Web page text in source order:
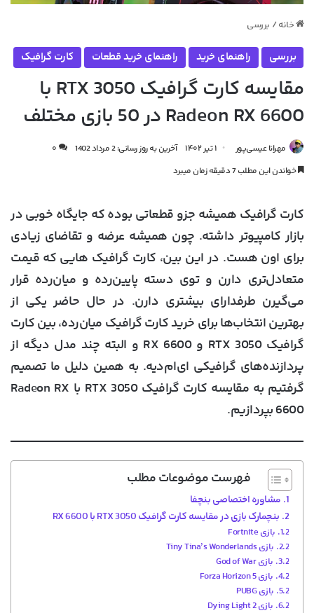
خانه / بررسی
بررسی راهنمای خرید راهنمای خرید قطعات کارت گرافیک
مقایسه کارت گرافیک RTX 3050 با
Radeon RX 6600 در 50 بازی مختلف
مهرانا عیسی‌پور ۱ تیر ۱۴۰۲ آخرین به روز رسانی: 2 مرداد 1402
۰
خواندن این مطلب 7 دقیقه زمان میبرد
کارت گرافیک همیشه جزو قطعاتی بوده که جایگاه خوبی در
بازار کامپیوتر داشته. چون همیشه عرضه و تقاضای زیادی
برای اون هست. در این بین، کارت گرافیک هایی که قیمت
متعادل‌تری دارن و توی دسته پایین‌رده و میان‌رده قرار
می‌گیرن طرفدارای بیشتری دارن. در حال حاضر یکی از
بهترین انتخاب‌ها برای خرید کارت گرافیک میان‌رده، بین کارت
گرافیک RTX 3050 و RX 6600 و البته چند مدل دیگه از
پردازنده‌های گرافیکی ای‌ام‌دیه. به همین دلیل ما تصمیم
گرفتیم به مقایسه کارت گرافیک RTX 3050 با Radeon RX
6600 بپردازیم.
فهرست موضوعات مطلب
مشاوره اختصاصی بنچفا
بنچمارک بازی در مقایسه کارت گرافیک RTX 3050 با RX 6600
بازی Fortnite
بازی Tiny Tina’s Wonderlands
بازی God of War
بازی Forza Horizon 5
بازی PUBG
بازی Dying Light 2